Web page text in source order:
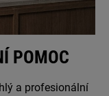
POMOC
a profesionální